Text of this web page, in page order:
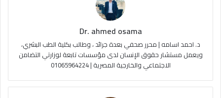
e
ا
م
ل
م
و
Dr. ahmed osama
د. احمد اسامه | محرر صحفي بعدة جرائد ، وطالب بكلية الطب البشري،
ويعمل مستشار حقوق الإنسان لدى مؤسسات تابعة لوزارتي التضامن
الاجتماعي والخارجية المصرية | 01065964224